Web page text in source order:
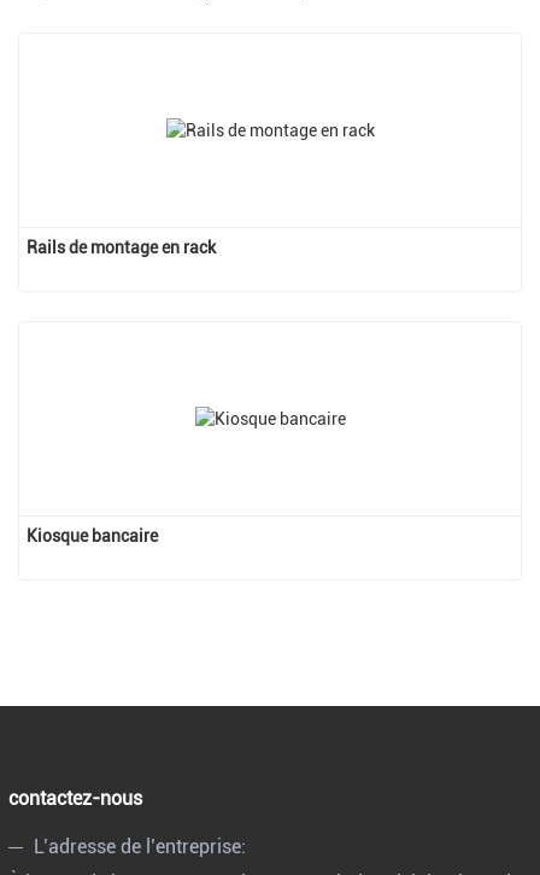
Rails de montage en rack
Kiosque bancaire
contactez-nous
L’adresse de l’entreprise: